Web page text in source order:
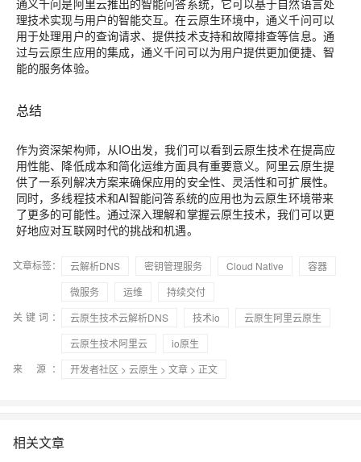
通义千问是阿里云推出的智能问答系统，它可以基于自然语言处
理技术实现与用户的智能交互。在云原生环境中，通义千问可以
用于处理用户的查询请求、提供技术支持和故障排查等信息。通
过与云原生应用的集成，通义千问可以为用户提供更加便捷、智
能的服务体验。
总结
作为资深架构师，从IO出发，我们可以看到云原生技术在提高应
用性能、降低成本和简化运维方面具有重要意义。阿里云原生提
供了一系列解决方案来确保应用的安全性、灵活性和可扩展性。
同时，多线程技术和AI智能问答系统的应用也为云原生环境带来
了更多的可能性。通过深入理解和掌握云原生技术，我们可以更
好地应对互联网时代的挑战和机遇。
文章标签： 云解析DNS 密钥管理服务 Cloud Native
容器
微服务
运维
持续交付
关键词：
云原生技术云解析DNS 技术io
云原生阿里云原生
云原生技术阿里云
io原生
来 源：
开发者社区 > 云原生 > 文章 > 正文
相关文章